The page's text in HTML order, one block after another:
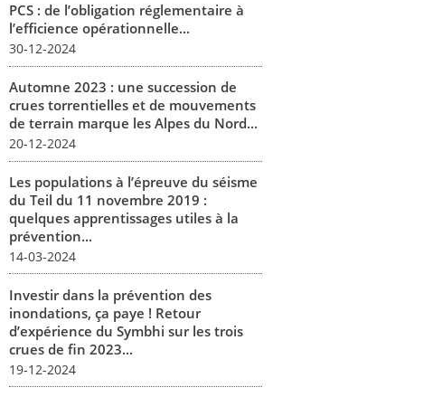
PCS : de l’obligation réglementaire à
l’efficience opérationnelle...
30-12-2024
Automne 2023 : une succession de
crues torrentielles et de mouvements
de terrain marque les Alpes du Nord...
20-12-2024
Les populations à l’épreuve du séisme
du Teil du 11 novembre 2019 :
quelques apprentissages utiles à la
prévention...
14-03-2024
Investir dans la prévention des
inondations, ça paye ! Retour
d’expérience du Symbhi sur les trois
crues de fin 2023...
19-12-2024